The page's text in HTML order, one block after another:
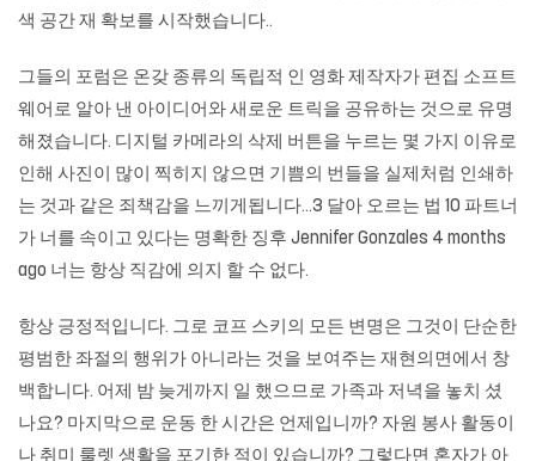
색 공간 재 확보를 시작했습니다..
그들의 포럼은 온갖 종류의 독립적 인 영화 제작자가 편집 소프트
웨어로 알아 낸 아이디어와 새로운 트릭을 공유하는 것으로 유명
해졌습니다. 디지털 카메라의 삭제 버튼을 누르는 몇 가지 이유로
인해 사진이 많이 찍히지 않으면 기쁨의 번들을 실제처럼 인쇄하
는 것과 같은 죄책감을 느끼게됩니다…3 달아 오르는 법 10 파트너
가 너를 속이고 있다는 명확한 징후 Jennifer Gonzales 4 months
ago 너는 항상 직감에 의지 할 수 없다.
항상 긍정적입니다. 그로 코프 스키의 모든 변명은 그것이 단순한
평범한 좌절의 행위가 아니라는 것을 보여주는 재현의면에서 창
백합니다. 어제 밤 늦게까지 일 했으므로 가족과 저녁을 놓치 셨
나요? 마지막으로 운동 한 시간은 언제입니까? 자원 봉사 활동이
나 취미 룰렛 생활을 포기한 적이 있습니까? 그렇다면 혼자가 아